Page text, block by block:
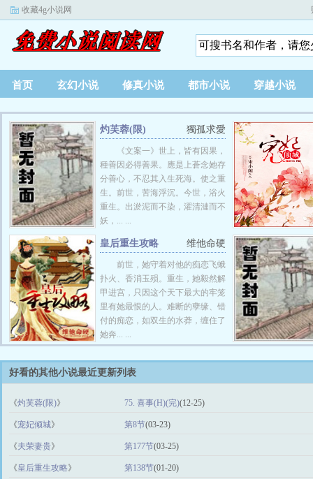
收藏4g小说网
首页 玄幻小说 修真小说 都市小说 穿越小说
獨孤求愛
灼芙蓉(限)
《文案一》世上，皆有因果，
種善因必得善果。應是上蒼念她存
分善心，不忍其入生死海。使之重
生。前世，苦海浮沉。今世，浴火
重生。出淤泥而不染，濯清漣而不
妖，... ...
维他命硬
皇后重生攻略
前世，她守着对他的痴恋飞蛾
扑火、香消玉殒。重生，她毅然解
甲进宫，只因这个天下最大的牢笼
里有她最恨的人。难断的孽缘、错
付的痴恋，如双生的水莽，缠住了
她奔... ...
好看的其他小说最近更新列表
《灼芙蓉(限)》 75. 喜事(H)(完)(12-25)
《宠妃倾城》 第8节(03-23)
《夫荣妻贵》 第177节(03-25)
《皇后重生攻略》 第138节(01-20)